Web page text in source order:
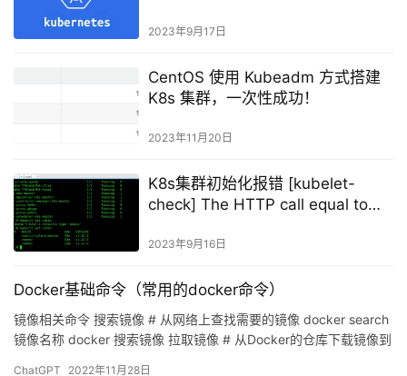
2023年9月17日
CentOS 使用 Kubeadm 方式搭建
K8s 集群，一次性成功！
2023年11月20日
K8s集群初始化报错 [kubelet-
check] The HTTP call equal to
http://localhost:10248/healthz‘
2023年9月16日
Docker基础命令（常用的docker命令）
镜像相关命令 搜索镜像 # 从网络上查找需要的镜像 docker search
镜像名称 docker 搜索镜像 拉取镜像 # 从Docker的仓库下载镜像到
ChatGPT 2022年11月28日